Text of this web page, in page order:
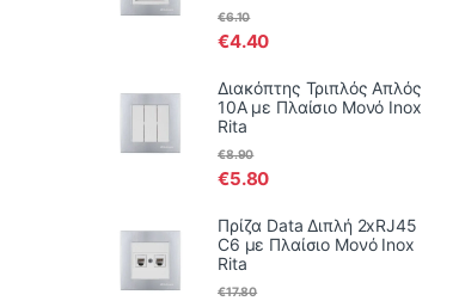
€4.40
€6.10
Διακόπτης Τριπλός Απλός
10Α με Πλαίσιο Μονό Inox
Rita
€5.80
€8.90
Πρίζα Data Διπλή 2xRJ45
C6 με Πλαίσιο Μονό Inox
Rita
€17.80